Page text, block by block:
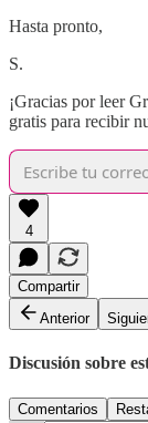
Hasta pronto,
S.
¡Gracias por leer
gratis para recibir
4
Compartir
Anterior
Discusión sobre
Comentarios